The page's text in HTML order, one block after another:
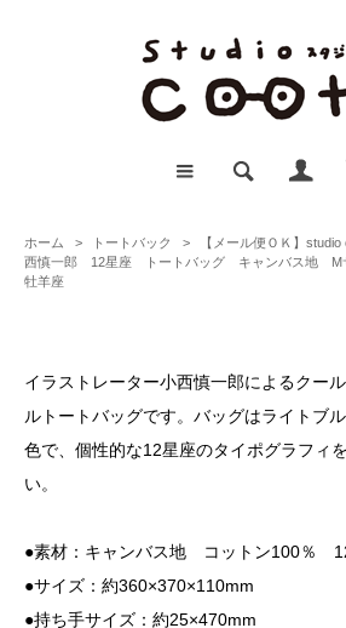
ホーム > トートバック >
【メール便ＯＫ】
西慎一郎 12星座 トートバッグ キャンバス地
牡羊座
イラストレーター小西慎一郎によるクー
ルトートバッグです。バッグはライトブ
色で、個性的な12星座のタイポグラフィ
い。
●素材：キャンバス地 コットン100％
●サイズ：約360×370×110mm
●持ち手サイズ：約25×470mm